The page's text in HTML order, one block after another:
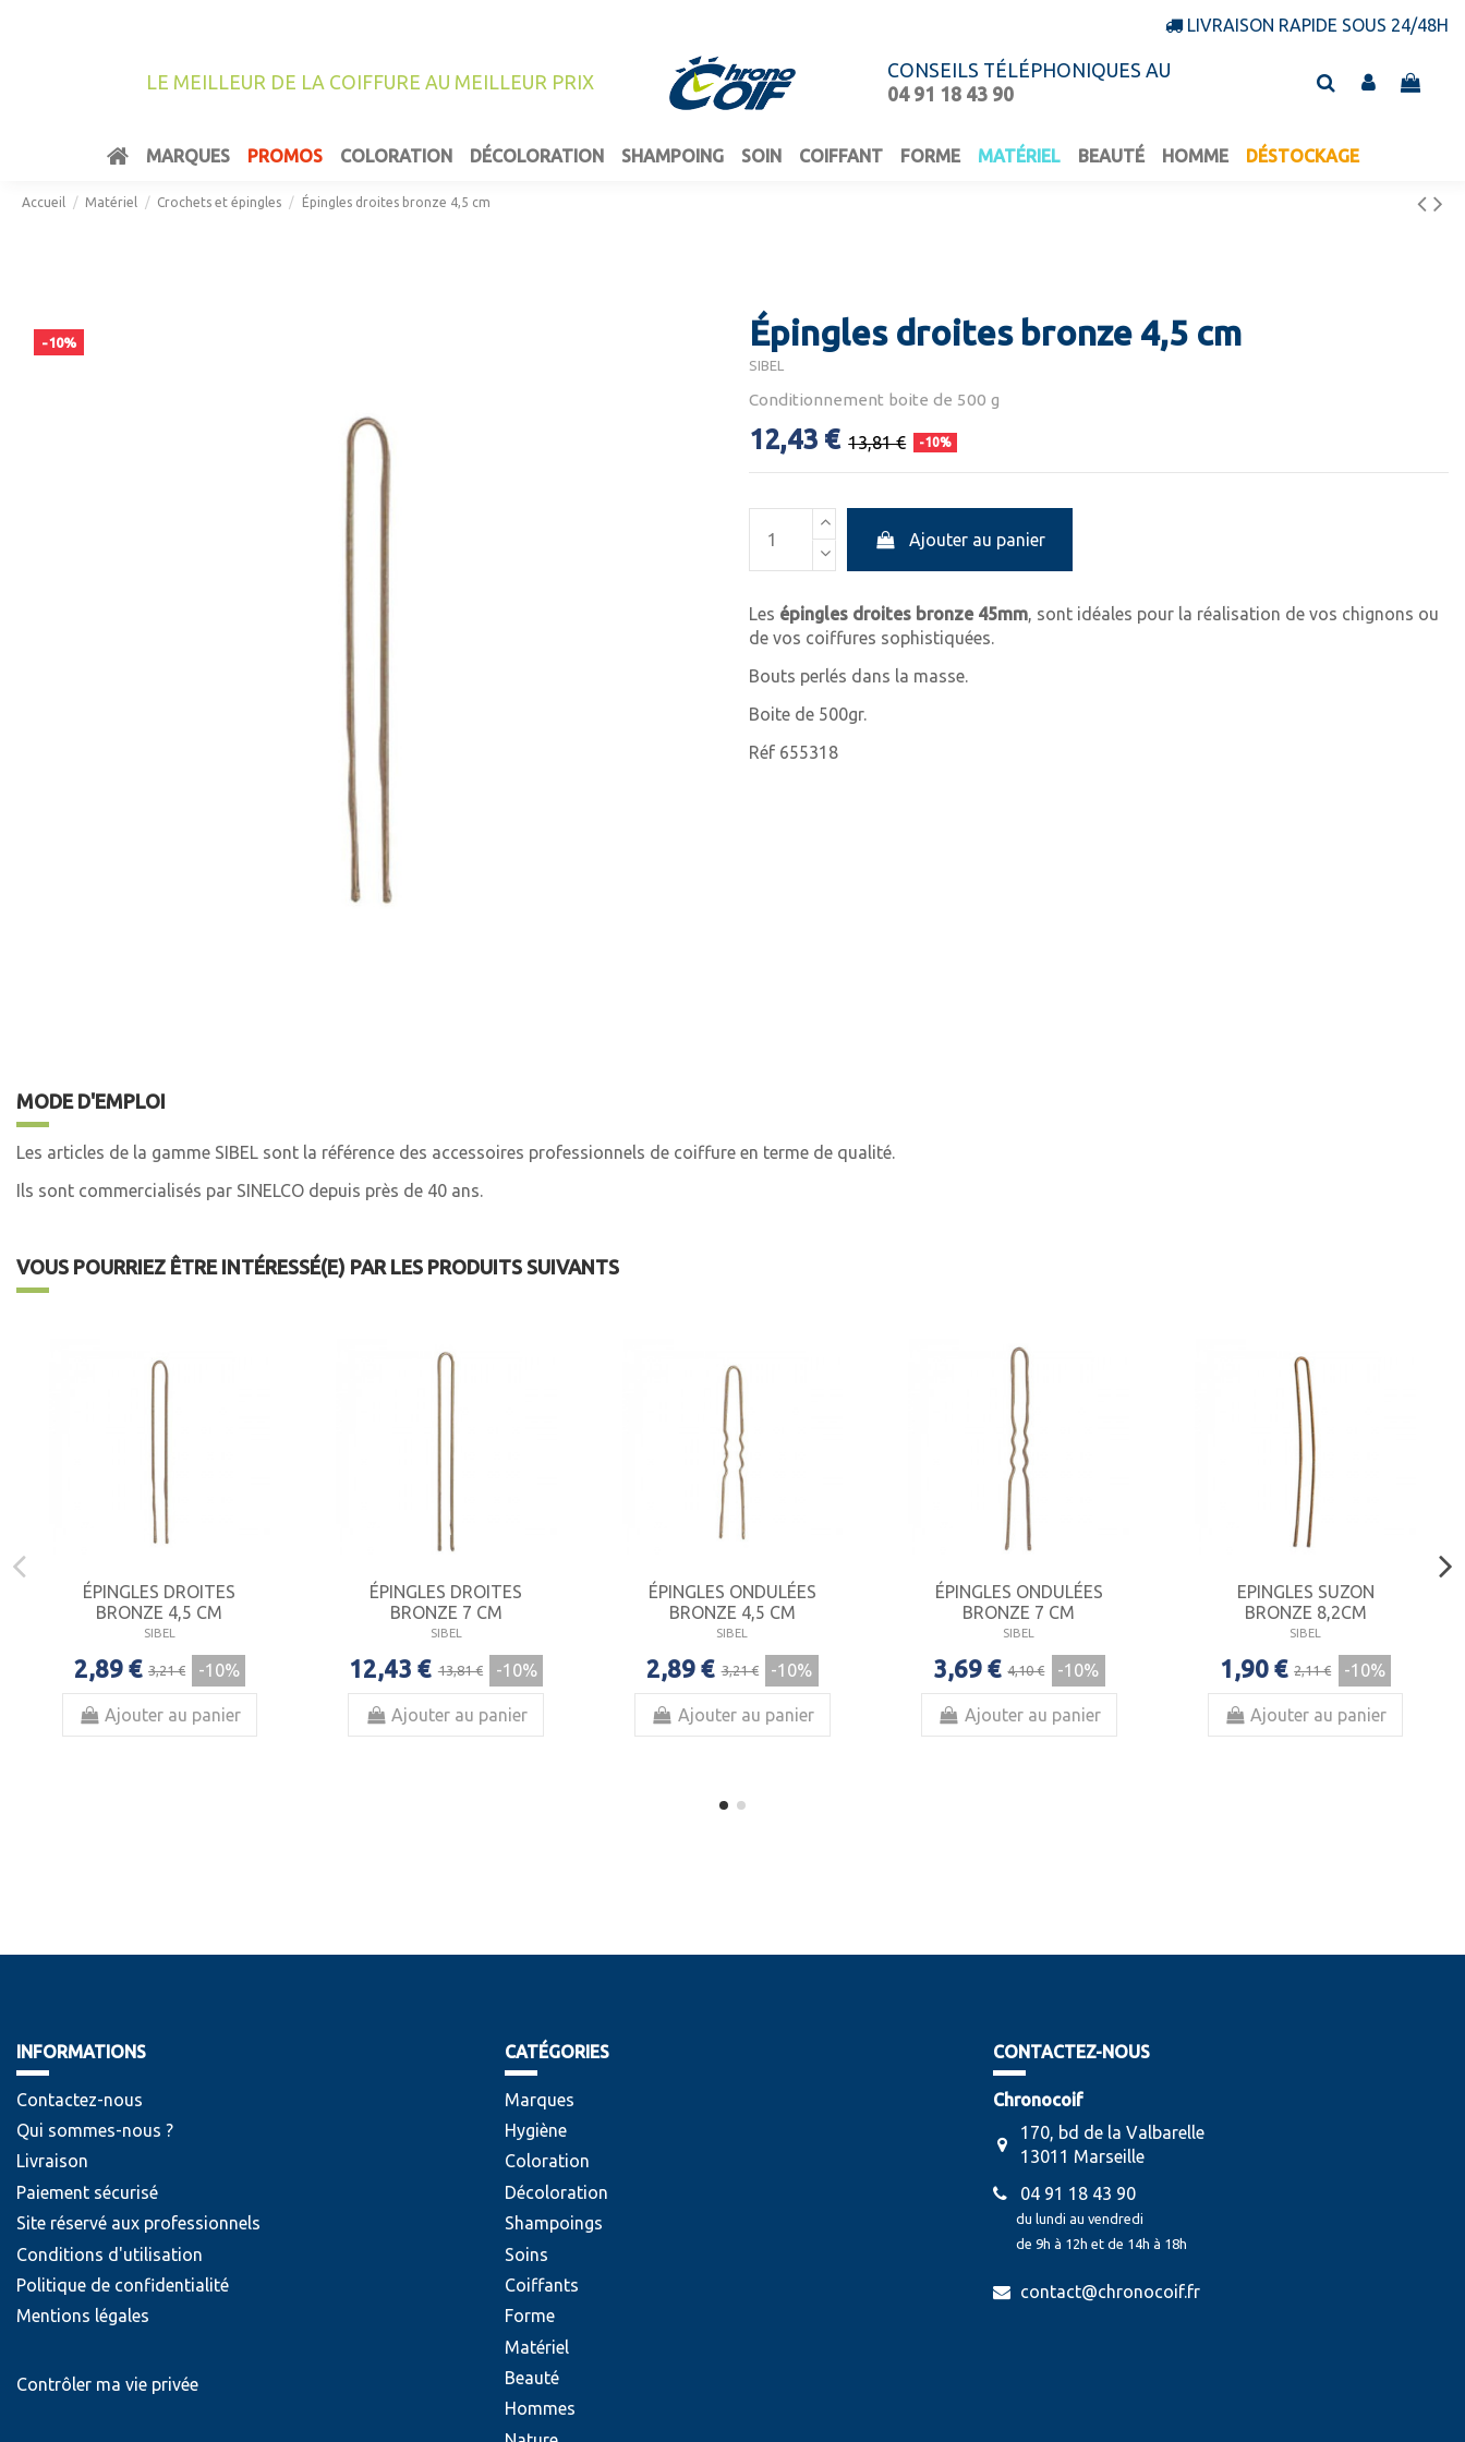
LIVRAISON RAPIDE SOUS 24/48H
LE MEILLEUR DE LA COIFFURE AU MEILLEUR PRIX
CONSEILS TÉLÉPHONIQUES AU
04 91 18 43 90
MARQUES PROMOS COLORATION DÉCOLORATION SHAMPOING SOIN COIFFANT FORME MATÉRIEL BEAUTÉ HOMME DÉSTOCKAGE
Accueil Matériel Crochets et épingles Épingles droites bronze 4,5 cm
-10% Épingles droites bronze 4,5 cm
SIBEL
Conditionnement boite de 500 g
12,43 € 13,81 € -10%
Ajouter au panier
Les épingles droites bronze 45mm, sont idéales pour la réalisation de vos chignons ou
de vos coiffures sophistiquées.
Bouts perlés dans la masse.
Boite de 500gr.
Réf 655318
MODE D'EMPLOI
Les articles de la gamme SIBEL sont la référence des accessoires professionnels de coiffure en terme de qualité.
Ils sont commercialisés par SINELCO depuis près de 40 ans.
VOUS POURRIEZ ÊTRE INTÉRESSÉ(E) PAR LES PRODUITS SUIVANTS
ÉPINGLES DROITES
BRONZE 4,5 CM
SIBEL
2,89 € 3,21 € -10%
Ajouter au panier
ÉPINGLES DROITES
BRONZE 7 CM
SIBEL
12,43 € 13,81 € -10%
Ajouter au panier
ÉPINGLES ONDULÉES
BRONZE 4,5 CM
SIBEL
2,89 € 3,21 € -10%
Ajouter au panier
ÉPINGLES ONDULÉES
BRONZE 7 CM
SIBEL
3,69 € 4,10 € -10%
Ajouter au panier
EPINGLES SUZON
BRONZE 8,2CM
SIBEL
1,90 € 2,11 € -10%
Ajouter au panier
INFORMATIONS
Contactez-nous
Qui sommes-nous ?
Livraison
Paiement sécurisé
Site réservé aux professionnels
Conditions d'utilisation
Politique de confidentialité
Mentions légales
Contrôler ma vie privée
CATÉGORIES
Marques
Hygiène
Coloration
Décoloration
Shampoings
Soins
Coiffants
Forme
Matériel
Beauté
Hommes
CONTACTEZ-NOUS
Chronocoif
170, bd de la Valbarelle
13011 Marseille
04 91 18 43 90
du lundi au vendredi
de 9h à 12h et de 14h à 18h
contact@chronocoif.fr